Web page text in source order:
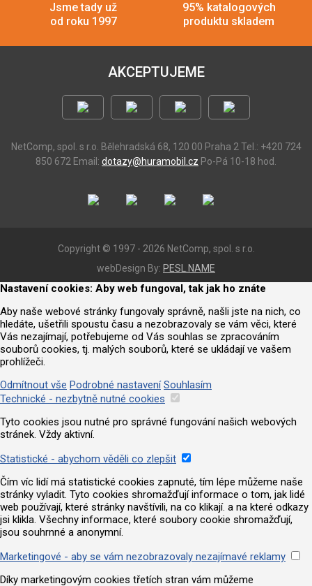
Jsme tady už
od roku 1997
95% katalogových
produktu skladem
AKCEPTUJEME
NetComp, spol. s r.o. Bělehradská 68, 120 00 Praha 2 Tel.: +420 724
850 672 Email: dotazy@huramobil.cz Po-Pá 10-18 hod.
Copyright © 1997 - 2026 NetComp, spol. s r.o.
webDesign By: PESL.NAME
Nastavení cookies: Aby web fungoval, tak jak ho znáte
Aby naše webové stránky fungovaly správně, našli jste na nich, co
hledáte, ušetřili spoustu času a nezobrazovaly se vám věci, které
Vás nezajímají, potřebujeme od Vás souhlas se zpracováním
souborů cookies, tj. malých souborů, které se ukládají ve vašem
prohlížeči.
Odmítnout vše Podrobné nastavení Souhlasím
Technické - nezbytně nutné cookies
Tyto cookies jsou nutné pro správné fungování našich webových
stránek. Vždy aktivní.
Statistické - abychom věděli co zlepšit
Čím víc lidí má statistické cookies zapnuté, tím lépe můžeme naše
stránky vyladit. Tyto cookies shromažďují informace o tom, jak lidé
web používají, které stránky navštívili, na co klikají. a na které odkazy
jsi klikla. Všechny informace, které soubory cookie shromažďují,
jsou souhrnné a anonymní.
Marketingové - aby se vám nezobrazovaly nezajímavé reklamy
Díky marketingovým cookies třetích stran vám můžeme